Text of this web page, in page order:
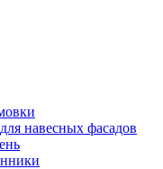
навесных фасадов